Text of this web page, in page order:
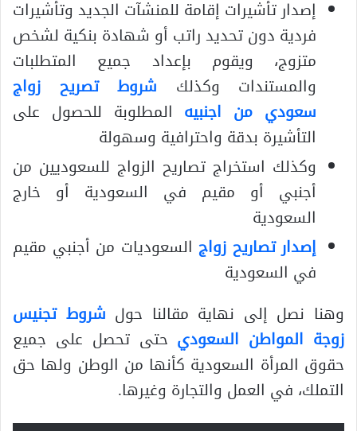
إصدار تأشيرات إقامة للمنشآت الجديد وتأشيرات
فردية دون تحديد راتب أو شهادة بنكية لشخص
متزوج، ويقوم بإعداد جميع المتطلبات
والمستندات وكذلك
شروط تصريح زواج
سعودي من اجنبيه المطلوبة للحصول على
التأشيرة بدقة واحترافية وسهولة
وكذلك استخراج تصاريح الزواج للسعوديين من
أجنبي أو مقيم في السعودية أو خارج
السعودية
إصدار تصاريح زواج السعوديات من أجنبي مقيم
في السعودية
وهنا نصل إلى نهاية مقالنا حول شروط تجنيس
زوجة المواطن السعودي حتى تحصل على جميع
حقوق المرأة السعودية كأنها من الوطن ولها حق
التملك، في العمل والتجارة وغيرها.